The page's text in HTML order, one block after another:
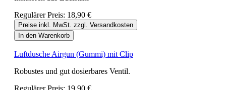
Regulärer Preis: 18,90 €
Preise inkl. MwSt. zzgl. Versandkosten
In den Warenkorb
Luftdusche Airgun (Gummi) mit Clip
Robustes und gut dosierbares Ventil.
Regulärer Preis: 19,90 €